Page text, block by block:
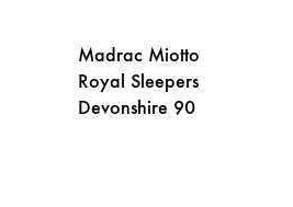
Madrac Miotto
Royal Sleepers
Devonshire 90